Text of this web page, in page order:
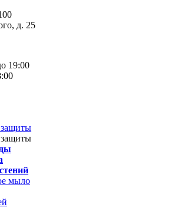
д. 25
19:00
защиты
защиты
мыло